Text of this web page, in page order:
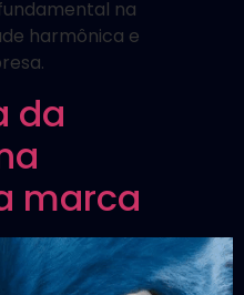
na
harmônica e
da
marca